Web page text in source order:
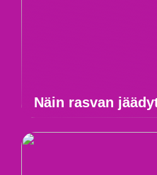
Näin rasvan